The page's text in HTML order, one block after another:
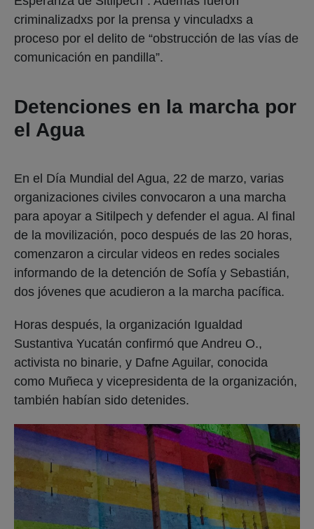
criminalizadxs por la prensa y vinculadxs a
proceso por el delito de “obstrucción de las vías de
comunicación en pandilla”.
Detenciones en la marcha por
el Agua
En el Día Mundial del Agua, 22 de marzo, varias
organizaciones civiles convocaron a una marcha
para apoyar a Sitilpech y defender el agua. Al final
de la movilización, poco después de las 20 horas,
comenzaron a circular videos en redes sociales
informando de la detención de Sofía y Sebastián,
dos jóvenes que acudieron a la marcha pacífica.
Horas después, la organización Igualdad
Sustantiva Yucatán confirmó que Andreu O.,
activista no binarie, y Dafne Aguilar, conocida
como Muñeca y vicepresidenta de la organización,
también habían sido detenides.